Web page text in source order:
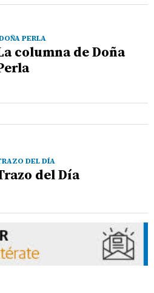
PERLA
columna de Doña
DEL DÍA
del Día